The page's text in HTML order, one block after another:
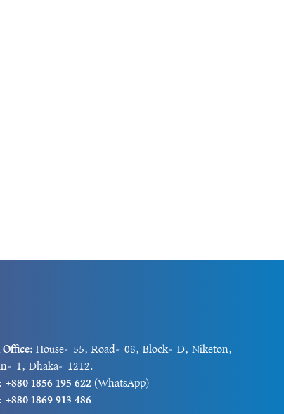
House-55, Road-08, Block-D, Niketon,
1, Dhaka-1212.
+880 1856 195 622 (WhatsApp)
+880 1869 913 486